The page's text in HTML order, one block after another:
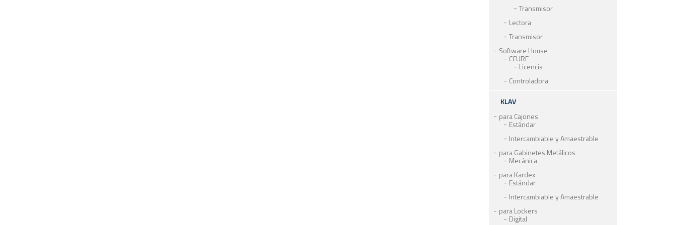
Transmisor
Lectora
Transmisor
Software House
CCURE
Licencia
Controladora
KLAV
para Cajones
Estándar
Intercambiable y Amaestrable
para Gabinetes Metálicos
Mecánica
para Kardex
Estándar
Intercambiable y Amaestrable
para Lockers
Digital